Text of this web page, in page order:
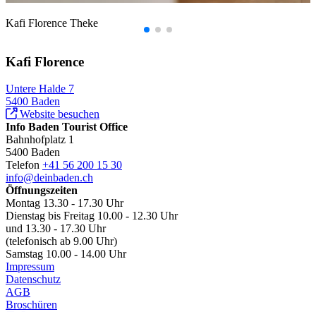
Kafi Florence Theke
Kafi Florence
Untere Halde 7
5400 Baden
Website besuchen
Info Baden Tourist Office
Bahnhofplatz 1
5400 Baden
Telefon +41 56 200 15 30
info@deinbaden.ch
Öffnungszeiten
Montag 13.30 - 17.30 Uhr
Dienstag bis Freitag 10.00 - 12.30 Uhr
und 13.30 - 17.30 Uhr
(telefonisch ab 9.00 Uhr)
Samstag 10.00 - 14.00 Uhr
Impressum
Datenschutz
AGB
Broschüren